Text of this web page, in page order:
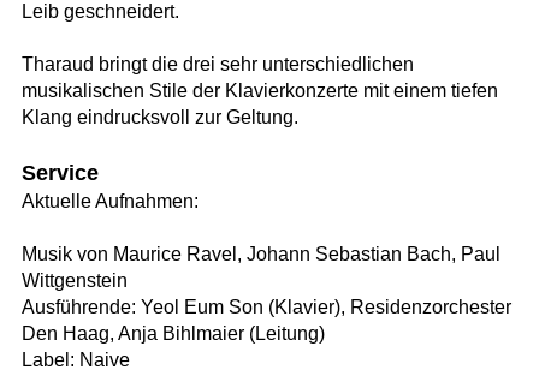
Leib geschneidert.
Tharaud bringt die drei sehr unterschiedlichen
musikalischen Stile der Klavierkonzerte mit einem tiefen
Klang eindrucksvoll zur Geltung.
Service
Aktuelle Aufnahmen:
Musik von Maurice Ravel, Johann Sebastian Bach, Paul
Wittgenstein
Ausführende: Yeol Eum Son (Klavier), Residenzorchester
Den Haag, Anja Bihlmaier (Leitung)
Label: Naive